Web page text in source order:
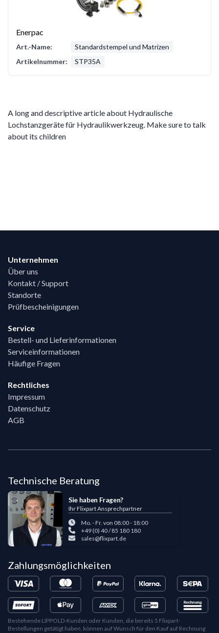
Enerpac
Art.-Name:
Standardstempel und Matrizen
Artikelnummer:
STP35A
A long and descriptive article about Hydraulische
Lochstanzgeräte für Hydraulikwerkzeug. Make sure to talk
about its children
Unternehmen
Über uns
Kontakt / Support
Standorte
Prüfbescheinigungen
Service
Bestell- und Lieferinformationen
Serviceinformationen
Häufige Fragen
Rechtliches
Impressum
Datenschutz
AGB
Technische Beratung
Sie haben Fragen?
Ihr Flixpart Ansprechpartner
Mo. - Fr. von 08:00 - 18:00
+49 (0) 40 / 85 180 180
sales@flixpart.de
Zahlungsmöglichkeiten
Bestehende LIPPOLD-Kunden oder Kunden, die bereits 5 Flixpart-
Bestellungen getätigt haben, können auf Wunsch für den Kauf auf Rechnung